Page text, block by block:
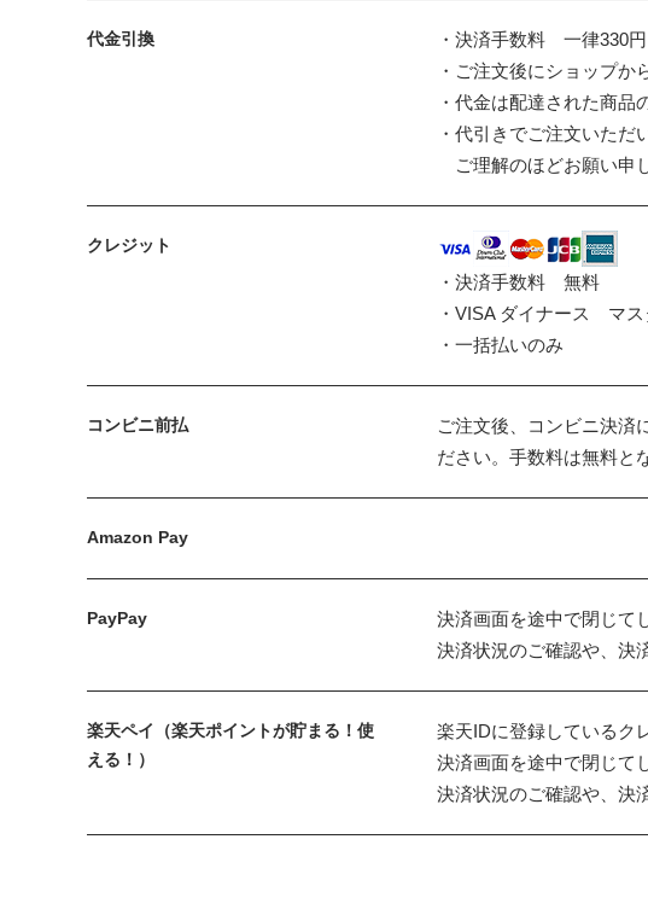
代金引換
・決済手数料 一律330円
・ご注文後にショップか
・代金は配達された商品
・代引きでご注文いただ
ご理解のほどお願い申
クレジット
・決済手数料 無料
・VISA ダイナース マ
・一括払いのみ
コンビニ前払
ご注文後、コンビニ決済
ださい。手数料は無料と
Amazon Pay
PayPay
決済画面を途中で閉じて
決済状況のご確認や、決
楽天ペイ（楽天ポイントが貯まる！使
える！）
楽天IDに登録しているク
決済画面を途中で閉じて
決済状況のご確認や、決